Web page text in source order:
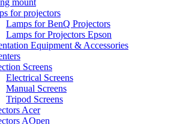
mount
for projectors
Lamps for BenQ Projectors
Lamps for Projectors Epson
Equipment & Accessories
Screens
Electrical Screens
Manual Screens
Tripod Screens
Acer
AOpen